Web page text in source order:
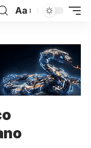
Aa